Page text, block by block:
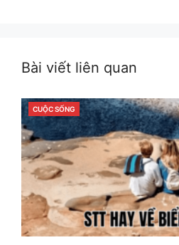
Bài viết liên quan
CATEGORIES
CUỘC SỐNG